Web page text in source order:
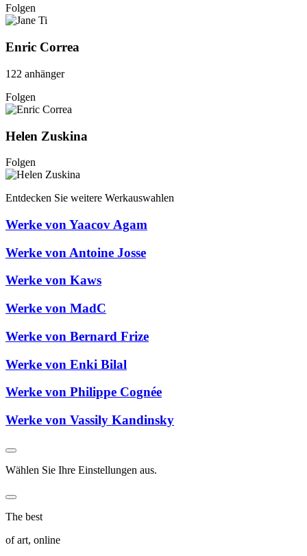
Folgen
Enric Correa
122 anhänger
Folgen
Helen Zuskina
Folgen
Entdecken Sie weitere Werkauswahlen
Werke von Yaacov Agam
Werke von Antoine Josse
Werke von Kaws
Werke von MadC
Werke von Bernard Frize
Werke von Enki Bilal
Werke von Philippe Cognée
Werke von Vassily Kandinsky
Wählen Sie Ihre Einstellungen aus.
The best
of art, online